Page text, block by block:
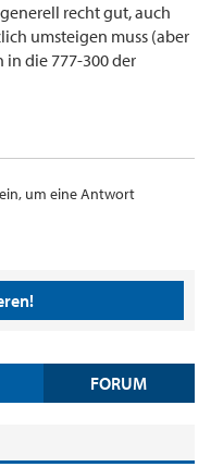
recht gut, auch
umsteigen muss (aber
in die 777-300 der
um eine Antwort
FORUM